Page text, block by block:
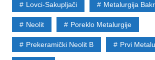
Lovci-Sakupljači Metalurgija
Neolit Poreklo Metalurgije
Prekeramički Neolit B Prvi